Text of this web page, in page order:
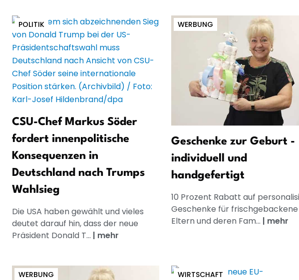
POLITIK
CSU-Chef Markus Söder
fordert innenpolitische
Konsequenzen in
Deutschland nach Trumps
Wahlsieg
Die USA haben gewählt und vieles
deutet darauf hin, dass der neue
Präsident Donald T... | mehr
WERBUNG
Geschenke zur Geburt -
individuell und
handgefertigt
10 Prozent Rabatt auf
Geschenke für frischgebackene
Eltern und deren Fam... | mehr
WERBUNG WIRTSCHAFT